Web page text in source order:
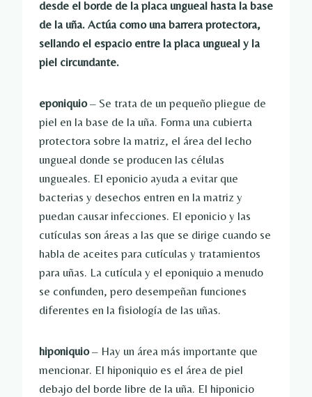
desde el borde de la placa ungueal hasta la base
de la uña. Actúa como una barrera protectora,
sellando el espacio entre la placa ungueal y la
piel circundante.
eponiquio– Se trata de un pequeño pliegue de
piel en la base de la uña. Forma una cubierta
protectora sobre la matriz, el área del lecho
ungueal donde se producen las células
ungueales. El eponicio ayuda a evitar que
bacterias y desechos entren en la matriz y
puedan causar infecciones. El eponicio y las
cutículas son áreas a las que se dirige cuando se
habla de aceites para cutículas y tratamientos
para uñas. La cutícula y el eponiquio a menudo
se confunden, pero desempeñan funciones
diferentes en la fisiología de las uñas.
hiponiquio– Hay un área más importante que
mencionar. El hiponiquio es el área de piel
debajo del borde libre de la uña. El hiponicio